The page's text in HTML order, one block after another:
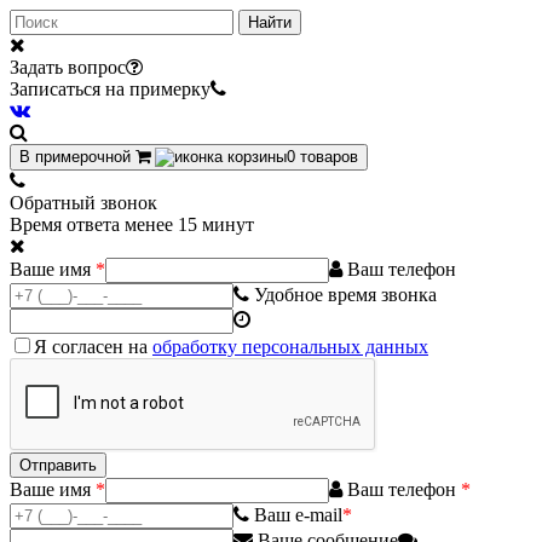
Найти
Задать вопрос
Записаться на примерку
В примерочной 0 товаров
Обратный звонок
Время ответа менее 15 минут
Ваше имя *
Ваш телефон
Удобное время звонка
Я согласен на обработку персональных данных
Ваше имя * Ваш телефон *
Ваш e-mail*